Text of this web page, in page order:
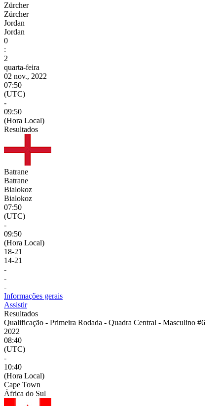
Zürcher
Zürcher
Jordan
Jordan
0
:
2
quarta-feira
02 nov., 2022
07:50
(UTC)
-
09:50
(Hora Local)
Resultados
Batrane
Batrane
Bialokoz
Bialokoz
07:50
(UTC)
-
09:50
(Hora Local)
18-21
14-21
-
-
-
Informações gerais
Assistir
Resultados
Qualificação - Primeira Rodada - Quadra Central - Masculino #6
2022
08:40
(UTC)
-
10:40
(Hora Local)
Cape Town
África do Sul